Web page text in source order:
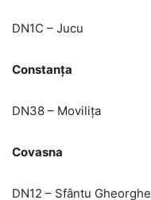
DN1C – Jucu
Constanța
DN38 – Movilița
Covasna
DN12 – Sfântu Gheorghe